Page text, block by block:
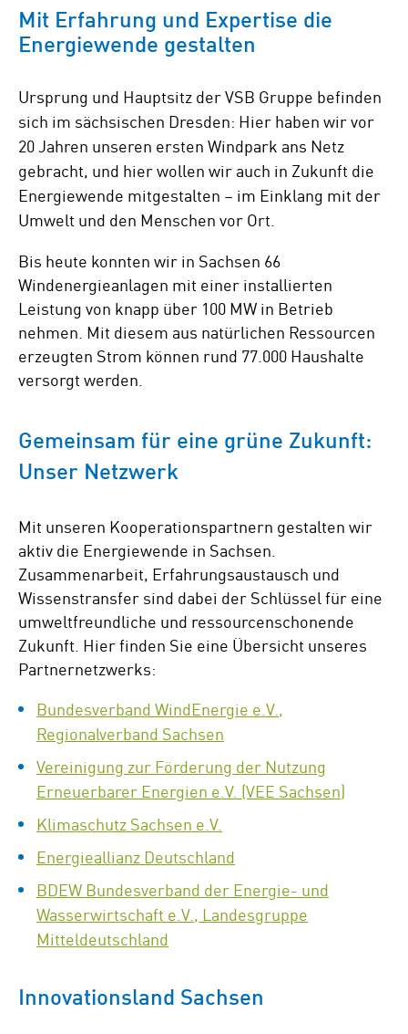
Mit Erfahrung und Expertise die
Energiewende gestalten
Ursprung und Hauptsitz der VSB Gruppe befinden
sich im sächsischen Dresden: Hier haben wir vor
20 Jahren unseren ersten Windpark ans Netz
gebracht, und hier wollen wir auch in Zukunft die
Energiewende mitgestalten – im Einklang mit der
Umwelt und den Menschen vor Ort.
Bis heute konnten wir in Sachsen 66
Windenergieanlagen mit einer installierten
Leistung von knapp über 100 MW in Betrieb
nehmen. Mit diesem aus natürlichen Ressourcen
erzeugten Strom können rund 77.000 Haushalte
versorgt werden.
Gemeinsam für eine grüne Zukunft:
Unser Netzwerk
Mit unseren Kooperationspartnern gestalten wir
aktiv die Energiewende in Sachsen.
Zusammenarbeit, Erfahrungsaustausch und
Wissenstransfer sind dabei der Schlüssel für eine
umweltfreundliche und ressourcenschonende
Zukunft. Hier finden Sie eine Übersicht unseres
Partnernetzwerks:
Bundesverband WindEnergie e.V.,
Regionalverband Sachsen
Vereinigung zur Förderung der Nutzung
Erneuerbarer Energien e.V. (VEE Sachsen)
Klimaschutz Sachsen e.V.
Energieallianz Deutschland
BDEW Bundesverband der Energie- und
Wasserwirtschaft e.V., Landesgruppe
Mitteldeutschland
Innovationsland Sachsen